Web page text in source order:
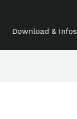
Download & Infos